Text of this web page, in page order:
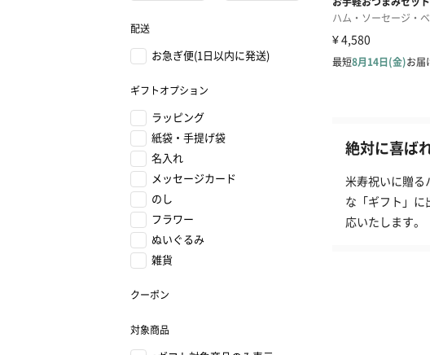
配送
お急ぎ便(1日以内に発送)
ギフトオプション
ラッピング
紙袋・手提げ袋
名入れ
メッセージカード
のし
フラワー
ぬいぐるみ
雑貨
クーポン
対象商品
絶対に喜ば
米寿祝いに贈る
な「ギフト」
応いたします。